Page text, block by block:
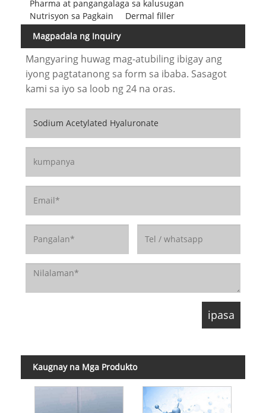
Pharma at pangangalaga sa kalusugan
Nutrisyon sa Pagkain
Dermal filler
Magpadala ng Inquiry
Mangyaring huwag mag-atubiling ibigay ang
iyong pagtatanong sa form sa ibaba. Sasagot
kami sa iyo sa loob ng 24 na oras.
Kaugnay na Mga Produkto